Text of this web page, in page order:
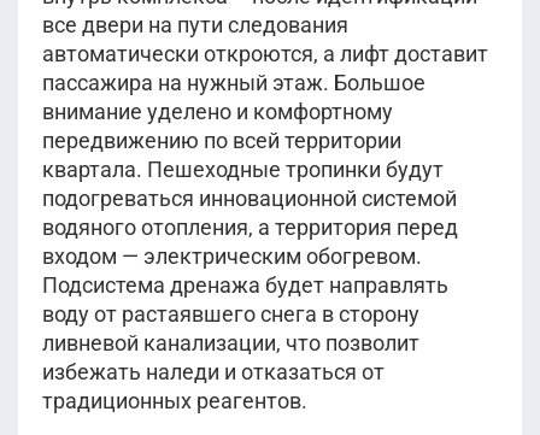
все двери на пути следования
автоматически откроются, а лифт доставит
пассажира на нужный этаж. Большое
внимание уделено и комфортному
передвижению по всей территории
квартала. Пешеходные тропинки будут
подогреваться инновационной системой
водяного отопления, а территория перед
входом — электрическим обогревом.
Подсистема дренажа будет направлять
воду от растаявшего снега в сторону
ливневой канализации, что позволит
избежать наледи и отказаться от
традиционных реагентов.